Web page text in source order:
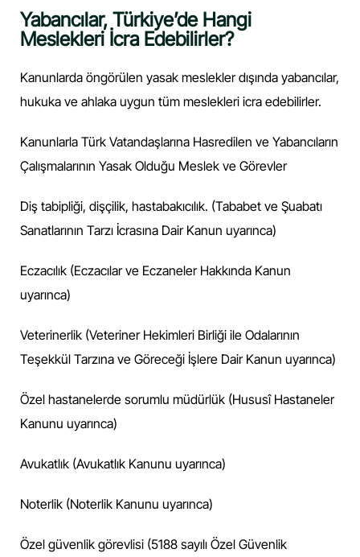
Yabancılar, Türkiye’de Hangi
Meslekleri İcra Edebilirler?
Kanunlarda öngörülen yasak meslekler dışında yabancılar,
hukuka ve ahlaka uygun tüm meslekleri icra edebilirler.
Kanunlarla Türk Vatandaşlarına Hasredilen ve Yabancıların
Çalışmalarının Yasak Olduğu Meslek ve Görevler
Diş tabipliği, dişçilik, hastabakıcılık. (Tababet ve Şuabatı
Sanatlarının Tarzı İcrasına Dair Kanun uyarınca)
Eczacılık (Eczacılar ve Eczaneler Hakkında Kanun
uyarınca)
Veterinerlik (Veteriner Hekimleri Birliği ile Odalarının
Teşekkül Tarzına ve Göreceği İşlere Dair Kanun uyarınca)
Özel hastanelerde sorumlu müdürlük (Hususî Hastaneler
Kanunu uyarınca)
Avukatlık (Avukatlık Kanunu uyarınca)
Noterlik (Noterlik Kanunu uyarınca)
Özel güvenlik görevlisi (5188 sayılı Özel Güvenlik